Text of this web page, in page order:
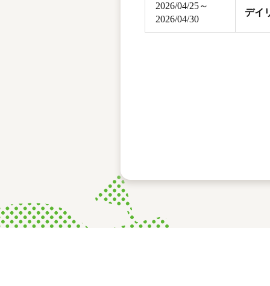
2026/04/25～
2026/04/30
デイ